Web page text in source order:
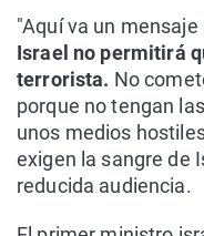
"Aquí va un
Israel no permitirá
terrorista. No
porque no tengan
unos medios
exigen la sangre de
reducida audiencia.